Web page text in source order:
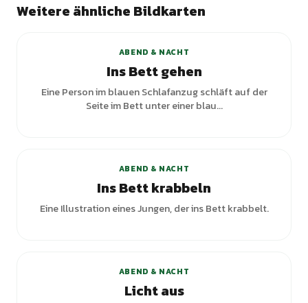
Weitere ähnliche Bildkarten
ABEND & NACHT
Ins Bett gehen
Eine Person im blauen Schlafanzug schläft auf der
Seite im Bett unter einer blau...
ABEND & NACHT
Ins Bett krabbeln
Eine Illustration eines Jungen, der ins Bett krabbelt.
ABEND & NACHT
Licht aus